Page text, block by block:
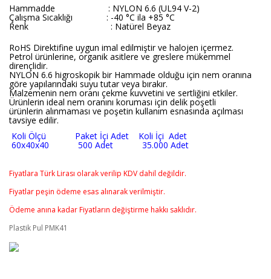
Hammadde : NYLON 6.6 (UL94 V-2)
Çalışma Sıcaklığı : -40 °C ila +85 °C
Renk : Natürel Beyaz
RoHS Direktifine uygun imal edilmiştir ve halojen içermez.
Petrol ürünlerine, organik asitlere ve greslere mükemmel
dirençlidir.
NYLON 6.6 higroskopik bir Hammade olduğu için nem oranına
göre yapılarındaki suyu tutar veya bırakır.
Malzemenin nem oranı çekme kuvvetini ve sertliğini etkiler.
Ürünlerin ideal nem oranını koruması için delik poşetli
ürünlerin alınmaması ve poşetin kullanım esnasında açılması
tavsiye edilir.
Koli Ölçü Paket İçi Adet Koli İçi Adet
60x40x40 500 Adet 35.000 Adet
Fiyatlara Türk Lirası olarak verilip KDV dahil değildir.
Fiyatlar peşin ödeme esas alınarak verilmiştir.
Ödeme anına kadar Fiyatların değiştirme hakkı saklıdır.
Plastik Pul PMK41